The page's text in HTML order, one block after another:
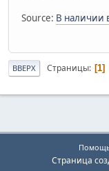
Source: В наличии
ВВЕРХ Страницы 1
Страница